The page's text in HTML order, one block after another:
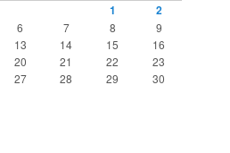
1
2
6 7 8
9
13 14 15
16
20 21 22
23
27 28 29
30